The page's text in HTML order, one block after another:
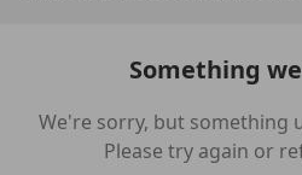
Something
We're sorry, but something
Please try again or